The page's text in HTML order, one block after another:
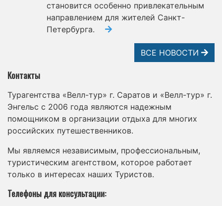
становится особенно привлекательным
направлением для жителей Санкт-
Петербурга.
ВСЕ НОВОСТИ
Контакты
Турагентства «Велл-тур» г. Саратов и «Велл-тур» г.
Энгельс с 2006 года являются надежным
помощником в организации отдыха для многих
российских путешественников.
Мы являемся независимым, профессиональным,
туристическим агентством, которое работает
только в интересах наших Туристов.
Телефоны для консультации: